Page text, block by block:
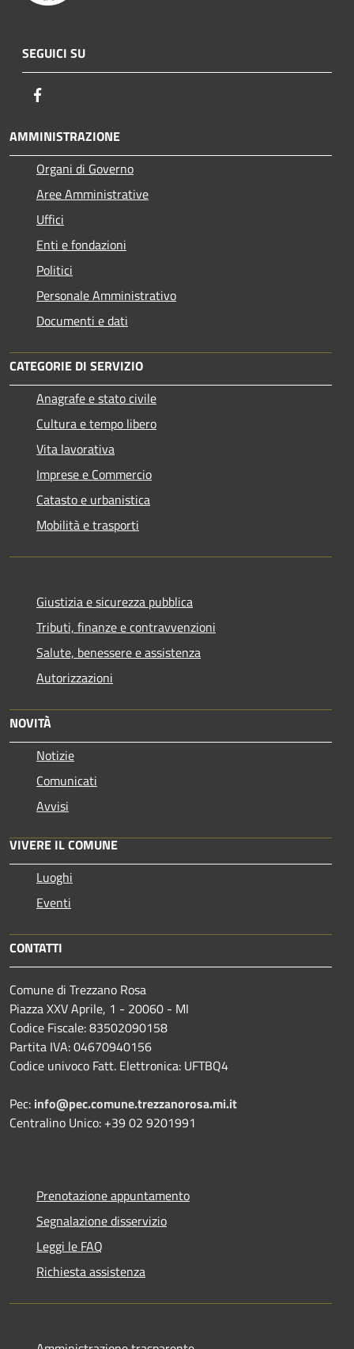
SEGUICI SU
AMMINISTRAZIONE
Organi di Governo
Aree Amministrative
Uffici
Enti e fondazioni
Politici
Personale Amministrativo
Documenti e dati
CATEGORIE DI SERVIZIO
Anagrafe e stato civile
Cultura e tempo libero
Vita lavorativa
Imprese e Commercio
Catasto e urbanistica
Mobilità e trasporti
Giustizia e sicurezza pubblica
Tributi, finanze e contravvenzioni
Salute, benessere e assistenza
Autorizzazioni
NOVITÀ
Notizie
Comunicati
Avvisi
VIVERE IL COMUNE
Luoghi
Eventi
CONTATTI
Comune di Trezzano Rosa
Piazza XXV Aprile, 1 - 20060 - MI
Codice Fiscale: 83502090158
Partita IVA: 04670940156
Codice univoco Fatt. Elettronica: UFTBQ4
Pec: info@pec.comune.trezzanorosa.mi.it
Centralino Unico: +39 02 9201991
Prenotazione appuntamento
Segnalazione disservizio
Leggi le FAQ
Richiesta assistenza